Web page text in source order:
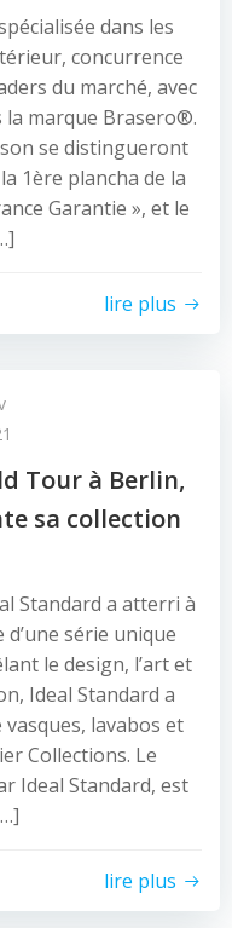
dans les
concurrence
du marché, avec
marque Brasero®.
se distingueront
1ère plancha de la
Garantie », et le
lire plus
Tour à Berlin,
sa collection
Standard a atterri à
série unique
le design, l’art et
Ideal Standard a
lavabos et
Collections. Le
Ideal Standard, est
lire plus